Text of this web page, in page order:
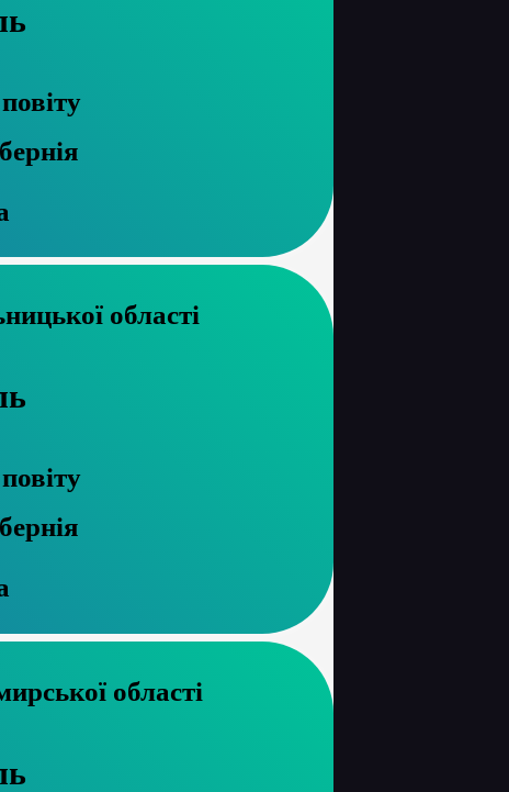
Хмельницької області
Житомирської області